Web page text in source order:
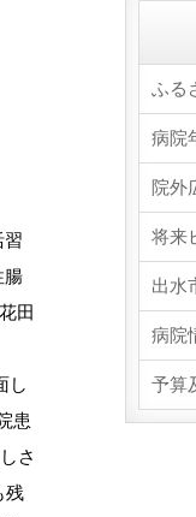
習
腸
田
し
患
さ
残
ふる
病院
院外
将来
出水
病院
予算